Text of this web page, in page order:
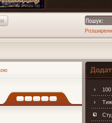
100